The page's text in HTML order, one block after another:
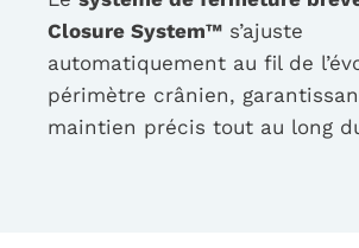
Closure System™s’ajuste
automatiquement au fil de
périmètre crânien,
maintien précis tout au long